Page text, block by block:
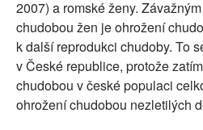
2007) a romské ženy.
chudobou žen je ohrožení
k další reprodukci chudoby. To
v České republice, protože
chudobou v české populaci
ohrožení chudobou nezletilých